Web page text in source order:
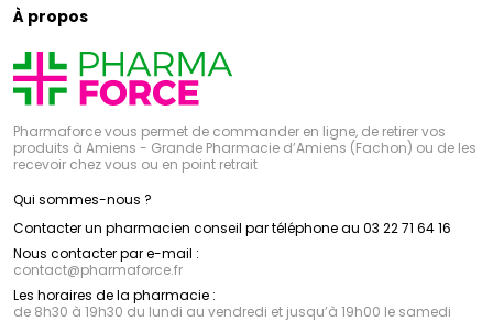
et le tea tree, ces produits nettoient en douceur les
dents et les gencives, tout en rafraîchissant l'haleine
et en préservant la santé buccale.
Cattier
rayons UVA et UVB, tout en respectant la peau et
l'environnement. Des crèmes solaires aux laits après-
soleil, en passant par les huiles bronzantes et les
sticks à lèvres, chaque produit est formulé avec des
filtres minéraux et des ingrédients biologiques pour
protéger la peau des méfaits du soleil, tout en
préservant sa santé et sa beauté naturelle.
Avec son engagement envers la qualité, la naturalité
et le respect de l'environnement, le laboratoire
Cattiers'est imposé comme une référence dans le
formulations innovantes et à ses ingrédients naturels
et biologiques,Cattier
efficaces et respectueux de la peau et de la planète.
À propos
Pharmaforce vous permet de commander en ligne, de retirer vos
produits à Amiens - Grande Pharmacie d’Amiens (Fachon) ou de les
recevoir chez vous ou en point retrait
Qui sommes-nous ?
Contacter un pharmacien conseil par téléphone au 03 22 71 64 16
Nous contacter par e-mail :
contact@pharmaforce.fr
Les horaires de la pharmacie :
de 8h30 à 19h30 du lundi au vendredi et jusqu’à 19h00 le samedi